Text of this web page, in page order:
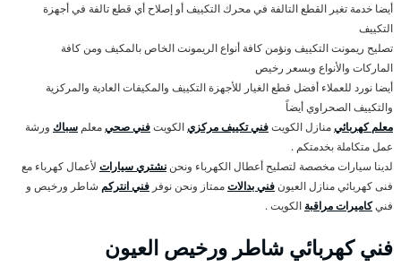
أيضا خدمة تغير القطع التالفة في محرك التكييف أو إصلاح أي قطع تالفة في أجهزة
التكييف
تصليح ريمونت التكييف ونؤمن كافة أنواع الريمونت الخاص بالمكيف ومن كافة
الماركات والأنواع وبسعر رخيص
أيضا نورد للعملاء أفضل قطع الغيار للأجهزة التكييف والمكيفات العادية والمركزية
والتكييف الصحراوي أيضاً
معلم كهربائيمنازل الكويتفني تكييف مركزيالكويتفني صحيمعلم سباك ورشة
عمل متكاملة بخدمتكم .
لدينا سيارات مخصصة لتصليح أعطال الكهرباء ونحن نشتري سيارات لأعمال كهرباء مع
فنى كهربائي منازل العيون فني بدالاتممتاز ونحن نوفر فني انتركم شاطر ورخيص و
فنيكاميرات مراقبة الكويت .
فني كهربائي شاطر ورخيص العيون